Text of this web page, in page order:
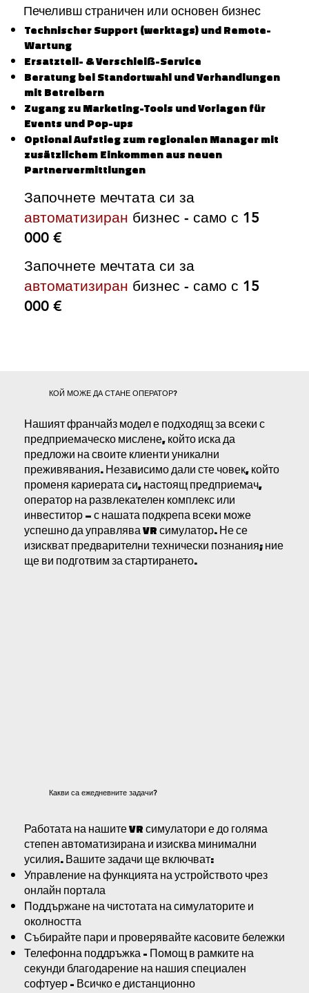
Печеливш страничен или основен бизнес
Technischer Support (werktags) und Remote-
Wartung
Ersatzteil- & Verschleiß-Service
Beratung bei Standortwahl und Verhandlungen
mit Betreibern
Zugang zu Marketing-Tools und Vorlagen für
Events und Pop-ups
Optional Aufstieg zum regionalen Manager mit
zusätzlichem Einkommen aus neuen
Partnervermittlungen
Започнете мечтата си за
автоматизиран бизнес - само с 15
000 €
Започнете мечтата си за
автоматизиран бизнес - само с 15
000 €
КОЙ МОЖЕ ДА СТАНЕ ОПЕРАТОР?
Нашият франчайз модел е подходящ за всеки с
предприемаческо мислене, който иска да
предложи на своите клиенти уникални
преживявания. Независимо дали сте човек, който
променя кариерата си, настоящ предприемач,
оператор на развлекателен комплекс или
инвеститор – с нашата подкрепа всеки може
успешно да управлява VR симулатор. Не се
изискват предварителни технически познания; ние
ще ви подготвим за стартирането.
Какви са ежедневните задачи?
Работата на нашите VR симулатори е до голяма
степен автоматизирана и изисква минимални
усилия. Вашите задачи ще включват:
Управление на функцията на устройството чрез
онлайн портала
Поддържане на чистотата на симулаторите и
околността
Събирайте пари и проверявайте касовите бележки
Телефонна поддръжка - Помощ в рамките на
секунди благодарение на нашия специален
софтуер - Всичко е дистанционно